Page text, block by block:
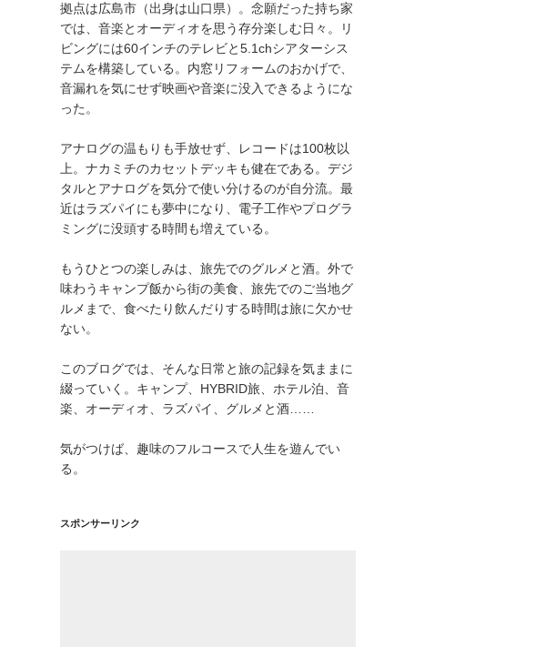
拠点は広島市（出身は山口県）。念願だった持ち家
では、音楽とオーディオを思う存分楽しむ日々。リ
ビングには60インチのテレビと5.1chシアターシス
テムを構築している。内窓リフォームのおかげで、
音漏れを気にせず映画や音楽に没入できるようにな
った。
アナログの温もりも手放せず、レコードは100枚以
上。ナカミチのカセットデッキも健在である。デジ
タルとアナログを気分で使い分けるのが自分流。最
近はラズパイにも夢中になり、電子工作やプログラ
ミングに没頭する時間も増えている。
もうひとつの楽しみは、旅先でのグルメと酒。外で
味わうキャンプ飯から街の美食、旅先でのご当地グ
ルメまで、食べたり飲んだりする時間は旅に欠かせ
ない。
このブログでは、そんな日常と旅の記録を気ままに
綴っていく。キャンプ、HYBRID旅、ホテル泊、音
楽、オーディオ、ラズパイ、グルメと酒……
気がつけば、趣味のフルコースで人生を遊んでい
る。
スポンサーリンク